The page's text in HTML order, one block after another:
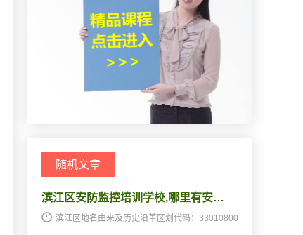
随机文章
滨江区安防监控培训学校,哪里有安…
滨江区地名由来及历史沿革区划代码：33010800